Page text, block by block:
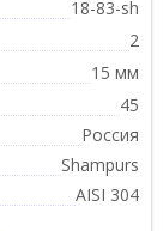
18-83-sh
2
15 мм
45
Россия
Shampurs
AISI 304